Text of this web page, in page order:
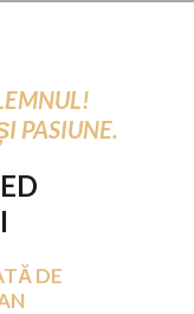
PASIUNE.
DE